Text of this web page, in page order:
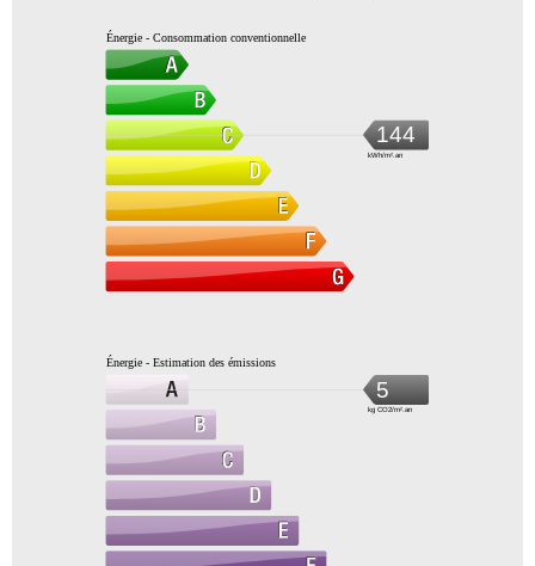
Énergie - Consommation conventionnelle
144
kWh/m².an
Énergie - Estimation des émissions
5
kg CO2/m².an